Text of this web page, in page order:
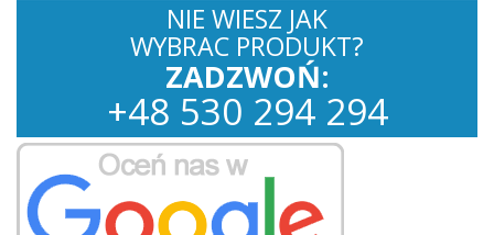
NIE WIESZ JAK
WYBRAC PRODUKT?
ZADZWOŃ:
+48 530 294 294